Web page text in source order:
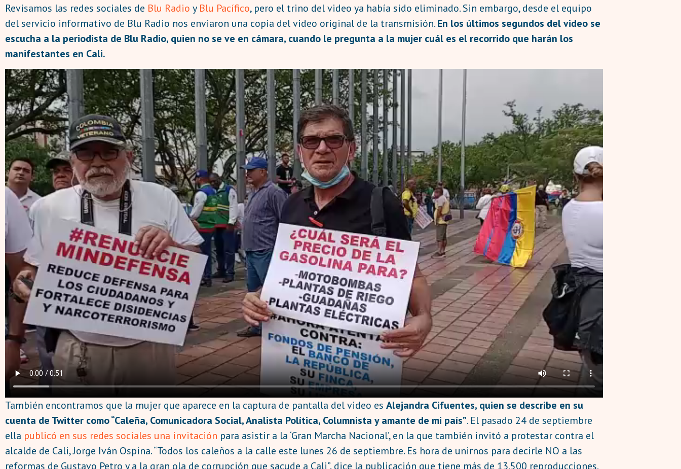
Revisamos las redes sociales de Blu Radio y Blu Pacífico, pero el trino del video ya había sido eliminado. Sin embargo, desde el equipo
del servicio informativo de Blu Radio nos enviaron una copia del video original de la transmisión.En los últimos segundos del video se
escucha a la periodista de Blu Radio, quien no se ve en cámara, cuando le pregunta a la mujer cuál es el recorrido que harán los
manifestantes en Cali.
También encontramos que la mujer que aparece en la captura de pantalla del video es Alejandra Cifuentes, quien se describe en su
cuenta de Twitter como “Caleña, Comunicadora Social, Analista Política, Columnista y amante de mi país”. El pasado 24 de septiembre
ella publicó en sus redes sociales una invitación para asistir a la ‘Gran Marcha Nacional’, en la que también invitó a protestar contra el
alcalde de Cali, Jorge Iván Ospina. “Todos los caleños a la calle este lunes 26 de septiembre. Es hora de unirnos para decirle NO a las
reformas de Gustavo Petro y a la gran ola de corrupción que sacude a Cali”, dice la publicación que tiene más de 13.500 reproducciones.